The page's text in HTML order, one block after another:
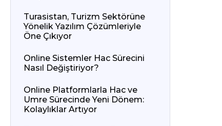
Turasistan, Turizm Sektörüne
Yönelik Yazılım Çözümleriyle
Öne Çıkıyor
Online Sistemler Hac Sürecini
Nasıl Değiştiriyor?
Online Platformlarla Hac ve
Umre Sürecinde Yeni Dönem:
Kolaylıklar Artıyor